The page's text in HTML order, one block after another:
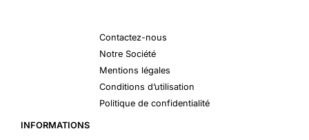
Contactez-nous
Notre Société
Mentions légales
Conditions d’utilisation
Politique de confidentialité
INFORMATIONS